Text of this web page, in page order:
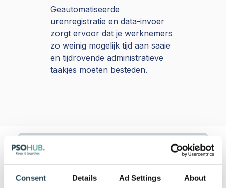
Consent Details Ad Settings About
Geautomatiseerde
urenregistratie en data-invoer
zorgt ervoor dat je werknemers
zo weinig mogelijk tijd aan saaie
en tijdrovende administratieve
taakjes moeten besteden.